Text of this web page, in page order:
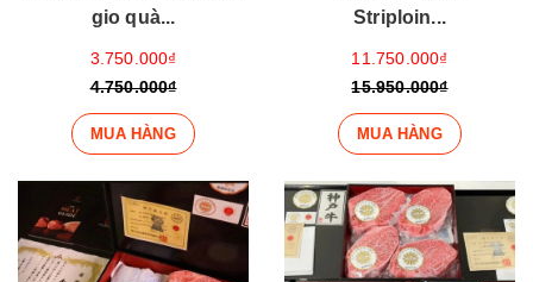
gio quà...
3.750.000₫
4.750.000₫
MUA HÀNG
Striploin...
11.750.000₫
15.950.000₫
MUA HÀNG